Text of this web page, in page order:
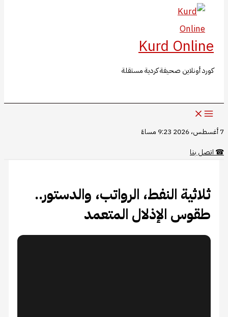
المحتوى
Kurd Online
كورد أونلاين صحيفة كردية مستقلة
7 أغسطس، 2026 9:23 مساءً
☎اتصل بنا
ثلاثية النفط، الرواتب، والدستور..
طقوس الإذلال المتعمد